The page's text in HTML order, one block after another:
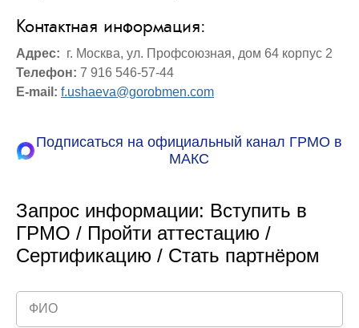
Контактная информация:
Адрес: г. Москва, ул. Профсоюзная, дом 64 корпус 2
Телефон: 7 916 546-57-44
E-mail: f.ushaeva@gorobmen.com
Подписаться на официальный канал ГРМО в
МАКС
Запрос информации: Вступить в
ГРМО / Пройти аттестацию /
Сертификацию / Стать партнёром